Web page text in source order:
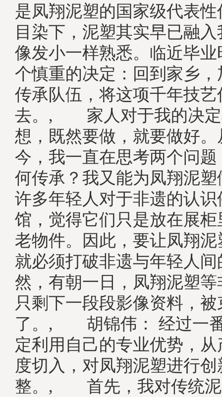
是凤翔泥塑的国家级代表
目染下，泥塑其实早已融
像发小一样熟悉。临近毕
个慎重的决定：回到家乡
传承队伍，将这项千年技艺
去。, 家人对于我的决定
想，既然要做，就要做好。
今，我一直在思考两个问
何传承？我又能为凤翔
许多年轻人对于非遗的认
馆，觉得它们只是放在展
老物件。因此，要让凤翔
就必须打破非遗与年轻人
然，有朝一日，凤翔泥塑
只剩下一段段影像资料，
了。, 胡锦伟： 经过一
定利用自己的专业优势，
度切入，对凤翔泥塑进行创
整。, 首先，我对传统泥